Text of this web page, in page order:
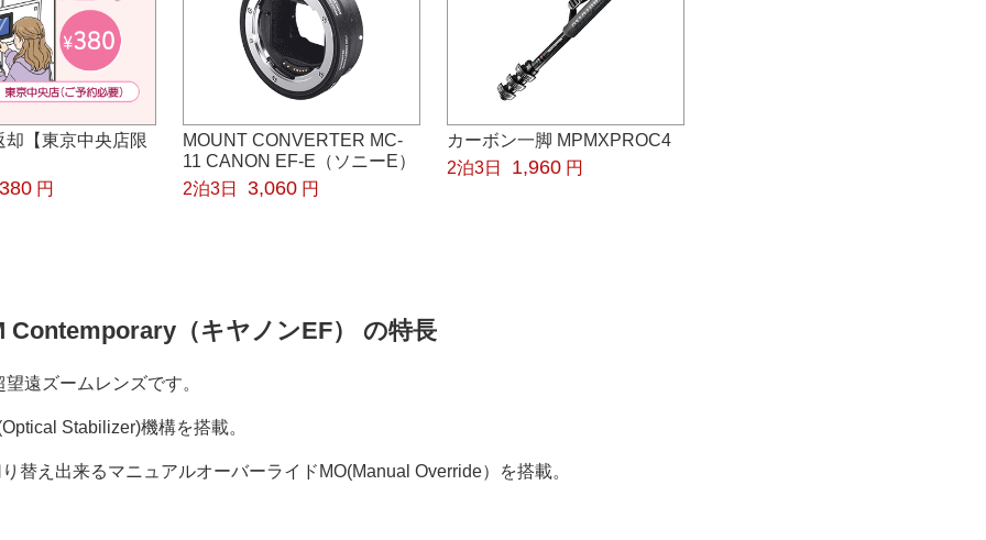
却【東京中央店限
380 円
MOUNT CONVERTER MC-
11 CANON EF-E（ソニーE）
2泊3日
3,060 円
カーボン一脚 MPMXPROC4
2泊3日
1,960 円
Contemporary（キヤノンEF） の特長
遠ズームレンズです。
Stabilizer)機構を搭載。
替え出来るマニュアルオーバーライドMO(Manual Override）を搭載。